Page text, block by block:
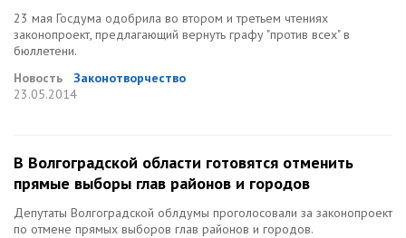
23 мая Госдума одобрила во втором и третьем чтениях
законопроект, предлагающий вернуть графу "против всех" в
бюллетени.
Новость
Законотворчество
23.05.2014
В Волгоградской области готовятся отменить
прямые выборы глав районов и городов
Депутаты Волгоградской облдумы проголосовали за законопроект
по отмене прямых выборов глав районов и городов.